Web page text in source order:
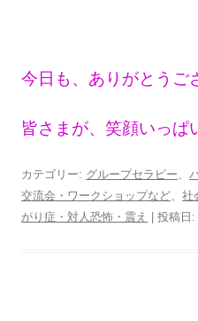
今日も、ありがとうご
皆さまが、笑顔いっぱ
カテゴリー: グループセラピー、
交流会・ワークショップなど、 社
がり症・対人恐怖・震え
| 投稿日: